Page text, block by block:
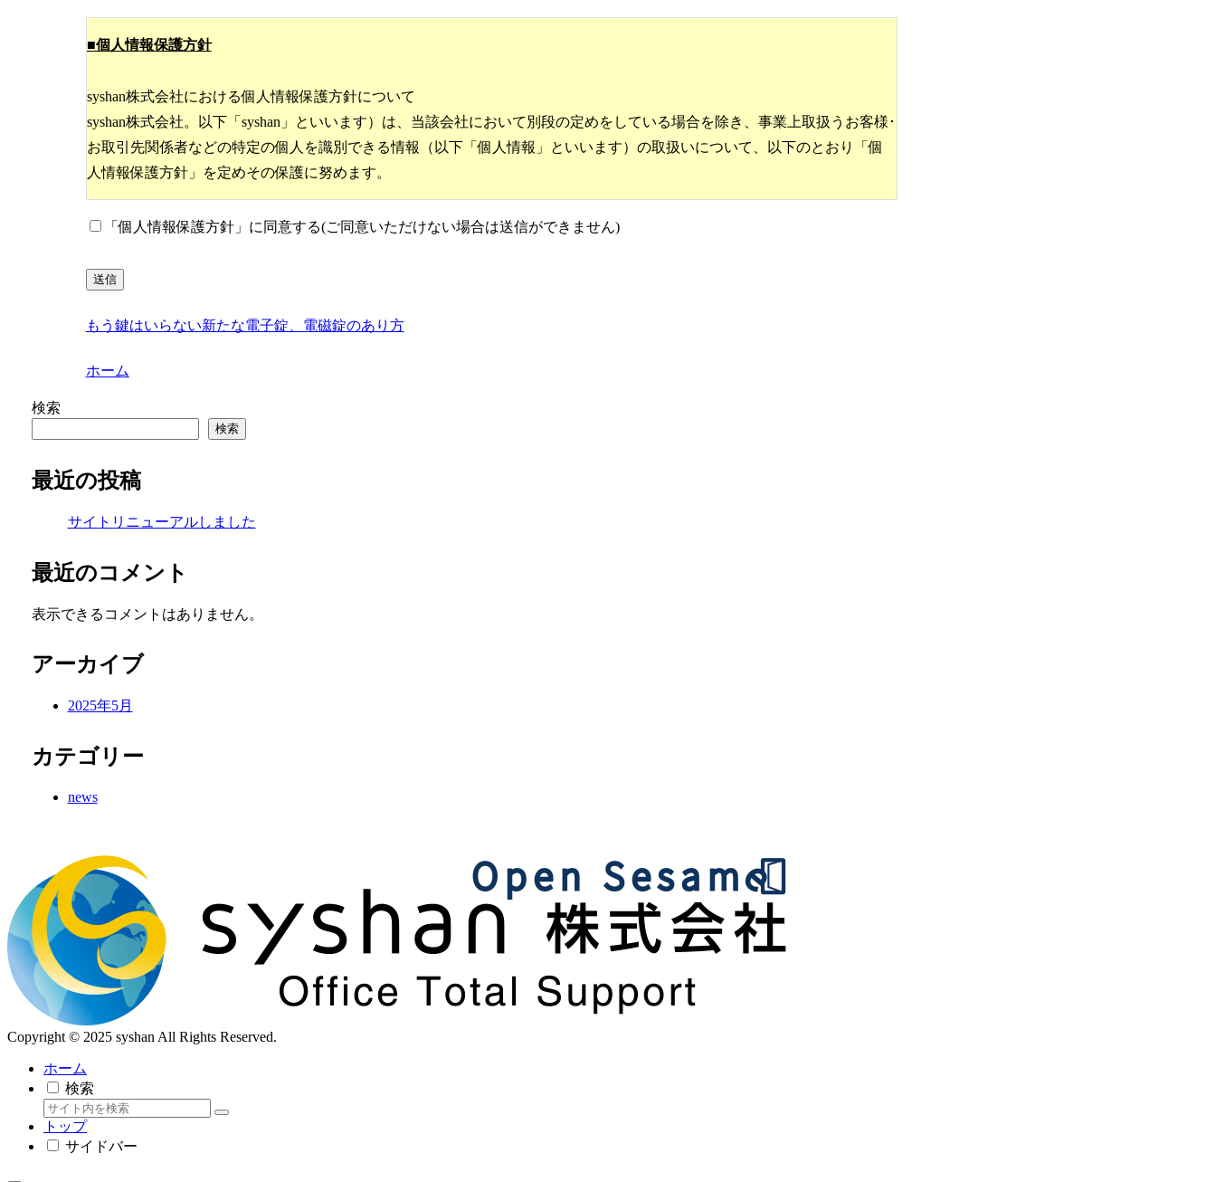
■個人情報保護方針
syshan株式会社における個人情報保護方針について
syshan株式会社。以下「syshan」といいます）は、当該会社において別段の定めをしている場合を除き、事業上取扱うお客様･
お取引先関係者などの特定の個人を識別できる情報（以下「個人情報」といいます）の取扱いについて、以下のとおり「個
人情報保護方針」を定めその保護に努めます。
1．個人情報保護に関する法令およびその他の規範の遵守
その他個人情報の保護に関する法令、および「特定個人情報の適正な取扱いに関するガイドライン（事業者編)」を遵守しま
2．個人情報の安全性の確保
た経営資源を注入し、個人情報セキュリティ体制の継続的向上に努めるとともに、不適切な事項については是正を行うもの
3．個人情報保護制度の策定と継続的改善
定と継続的改善に、全社的に取り組みます。その一環として、当社は、特定個人情報の安全管理措置に関して「特定個人情
4．情報の適切な取り扱い
切に取得、利用、提供するものとし、利用目的の達成に必要な範囲を超えた個人情報の取扱い（目的外利用）を行わないこ
5．質問・苦情対応
当社は、特定個人情報を含む個人情報の取扱いに関するご質問および苦情に対応するため、以下の窓口を定め、これらに対
応します。
【窓口】syshan株式会社総合窓口
【FAX】042-476-0150（24時間受付)
「個人情報保護方針」に同意する(ご同意いただけない場合は送信ができません)
もう鍵はいらない新たな電子錠、電磁錠のあり方
ホーム
検索
検索
最近の投稿
サイトリニューアルしました
最近のコメント
表示できるコメントはありません。
アーカイブ
2025年5月
カテゴリー
news
Copyright © 2025 syshan All Rights Reserved.
ホーム
検索
トップ
サイドバー